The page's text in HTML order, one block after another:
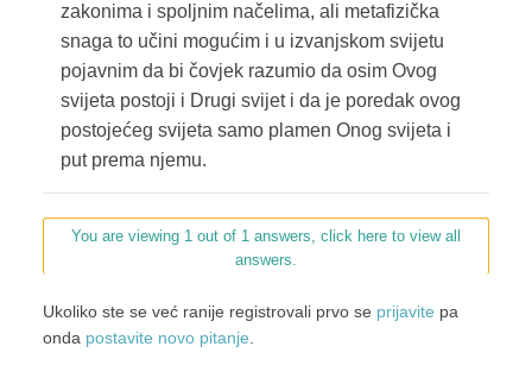
zakonima i spoljnim načelima, ali metafizička
snaga to učini mogućim i u izvanjskom svijetu
pojavnim da bi čovjek razumio da osim Ovog
svijeta postoji i Drugi svijet i da je poredak ovog
postojećeg svijeta samo plamen Onog svijeta i
put prema njemu.
You are viewing 1 out of 1 answers, click here to view all
answers.
Ukoliko ste se već ranije registrovali prvo se prijavite pa
onda postavite novo pitanje.